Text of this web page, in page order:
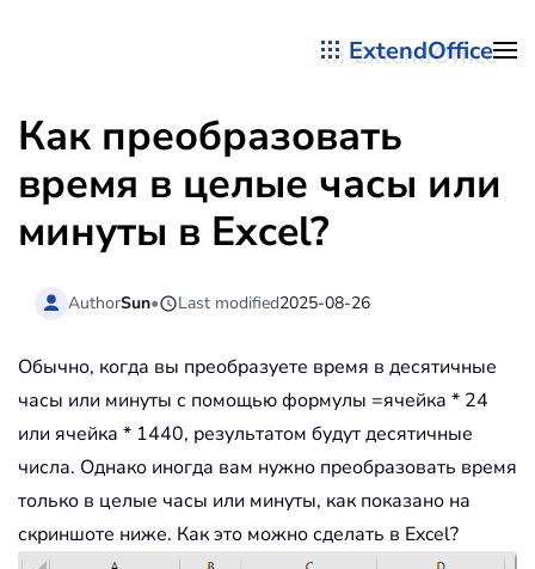
ExtendOffice
Как преобразовать
время в целые часы или
минуты в Excel?
AuthorSun• Last modified2025-08-26
Обычно, когда вы преобразуете время в десятичные
часы или минуты с помощью формулы =ячейка * 24
или ячейка * 1440, результатом будут десятичные
числа. Однако иногда вам нужно преобразовать время
только в целые часы или минуты, как показано на
скриншоте ниже. Как это можно сделать в Excel?